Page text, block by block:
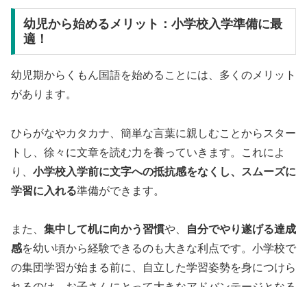
幼児から始めるメリット：小学校入学準備に最
適！
幼児期からくもん国語を始めることには、多くのメリット
があります。
ひらがなやカタカナ、簡単な言葉に親しむことからスター
トし、徐々に文章を読む力を養っていきます。これによ
り、 小学校入学前に文字への抵抗感をなくし、スムーズに
学習に入れる準備ができます。
また、 集中して机に向かう習慣や、
自分でやり遂げる達成
感を幼い頃から経験できるのも大きな利点です。小学校で
の集団学習が始まる前に、自立した学習姿勢を身につけら